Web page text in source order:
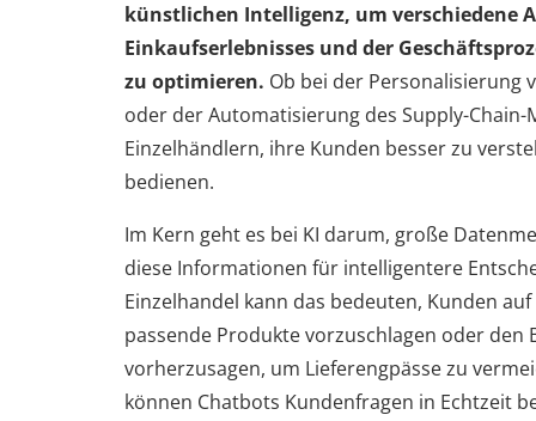
künstlichen Intelligenz, um verschiedene
Einkaufserlebnisses und der
zu optimieren. Ob bei der Personalisierung
oder der Automatisierung des Supply-Chain-
Einzelhändlern, ihre Kunden besser zu
bedienen.
Im Kern geht es bei KI darum, große
diese Informationen für intelligentere
Einzelhandel kann das bedeuten, Kunden
passende Produkte vorzuschlagen oder den
vorherzusagen, um Lieferengpässe zu
können Chatbots Kundenfragen in Echtzeit